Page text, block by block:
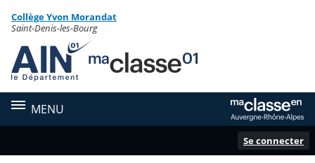
Menu de la rubrique
Contenu
Collège Yvon Morandat
Saint-Denis-les-Bourg
MENU
Se connecter